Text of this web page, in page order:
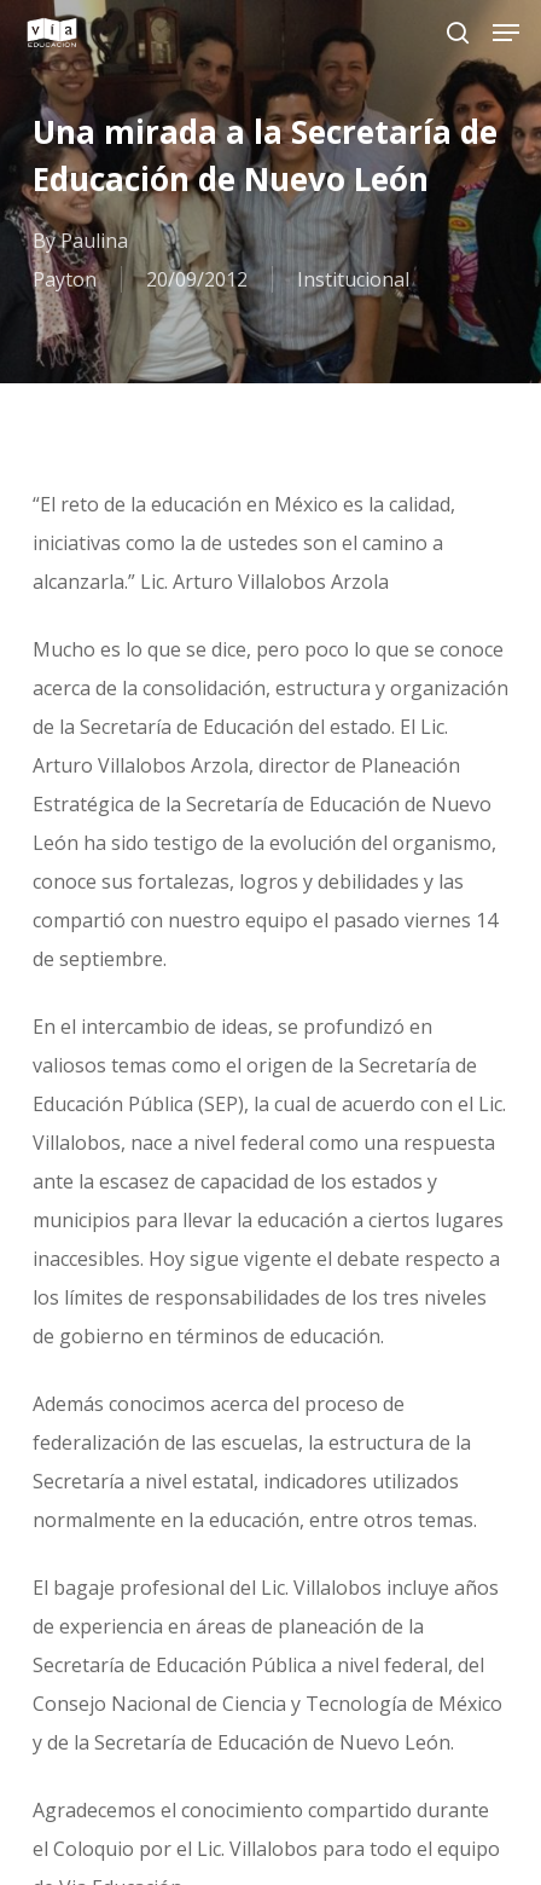
Skip
main
content
search
Una mirada a la Secretaría de
Educación de Nuevo León
ByPaulina
Payton
20/09/2012 Institucional
“El reto de la educación en México es la calidad,
iniciativas como la de ustedes son el camino a
alcanzarla.” Lic. Arturo Villalobos Arzola
Mucho es lo que se dice, pero poco lo que se conoce
acerca de la consolidación, estructura y organización
de la Secretaría de Educación del estado. El Lic.
Arturo Villalobos Arzola, director de Planeación
Estratégica de la Secretaría de Educación de Nuevo
León ha sido testigo de la evolución del organismo,
conoce sus fortalezas, logros y debilidades y las
compartió con nuestro equipo el pasado viernes 14
de septiembre.
En el intercambio de ideas, se profundizó en
valiosos temas como el origen de la Secretaría de
Educación Pública (SEP), la cual de acuerdo con el Lic.
Villalobos, nace a nivel federal como una respuesta
ante la escasez de capacidad de los estados y
municipios para llevar la educación a ciertos lugares
inaccesibles. Hoy sigue vigente el debate respecto a
los límites de responsabilidades de los tres niveles
de gobierno en términos de educación.
Además conocimos acerca del proceso de
federalización de las escuelas, la estructura de la
Secretaría a nivel estatal, indicadores utilizados
normalmente en la educación, entre otros temas.
El bagaje profesional del Lic. Villalobos incluye años
de experiencia en áreas de planeación de la
Secretaría de Educación Pública a nivel federal, del
Consejo Nacional de Ciencia y Tecnología de México
y de la Secretaría de Educación de Nuevo León.
Agradecemos el conocimiento compartido durante
el Coloquio por el Lic. Villalobos para todo el equipo